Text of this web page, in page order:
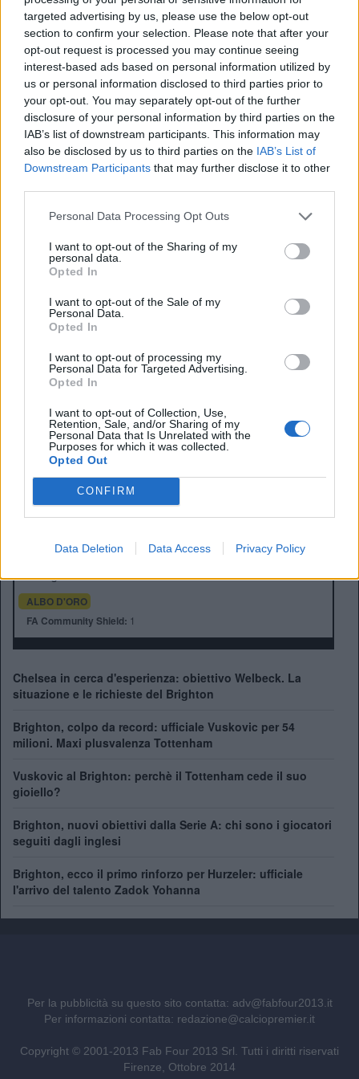
targeted advertising by us, please use the below opt-out
section to confirm your selection. Please note that after your
opt-out request is processed you may continue seeing
interest-based ads based on personal information utilized by
us or personal information disclosed to third parties prior to
your opt-out. You may separately opt-out of the further
disclosure of your personal information by third parties on the
IAB’s list of downstream participants. This information may
also be disclosed by us to third parties on the IAB’s List of
Downstream Participants that may further disclose it to other
Personal Data Processing Opt Outs
I want to opt-out of the Sharing of my
personal data.
Opted In
I want to opt-out of the Sale of my
Personal Data.
Opted In
I want to opt-out of processing my
Personal Data for Targeted Advertising.
Opted In
I want to opt-out of Collection, Use,
Retention, Sale, and/or Sharing of my
Personal Data that Is Unrelated with the
Purposes for which it was collected.
Opted Out
CONFIRM
Data Deletion Data Access Privacy Policy
— Football on TNT Sports (@footballontnt)
November 9, 2025
Due ritorni pesanti
“Abbiamo buone notizie per la squadra: tutti i giocatori
disponibili lo scorso fine settimana sono ancora
disponibili, quindi è positivo. Tommy (Watson) è tornato ad
allenarsi questa settimana. Abbiamo cercato di creare più
disponibilità. James(Milner) si sta avvicinandoal rientro,
così comeMitoma. Sono abbastanza sicuro che rivedremo
sia James che Kaoru prima di Natale.”
Anno di Fondazione:1901
Manager:Fabian Hurzeler
ALBO D'ORO
FA Community Shield: 1
Chelsea in cerca d'esperienza: obiettivo Welbeck. La
situazione e le richieste del Brighton
Brighton, colpo da record: ufficiale Vuskovic per 54
milioni. Maxi plusvalenza Tottenham
Vuskovic al Brighton: perchè il Tottenham cede il suo
gioiello?
Brighton, nuovi obiettivi dalla Serie A: chi sono i giocatori
seguiti dagli inglesi
Brighton, ecco il primo rinforzo per Hurzeler: ufficiale
l'arrivo del talento Zadok Yohanna
Per la pubblicità su questo sito contatta: adv@fabfour2013.it
Per informazioni contatta: redazione@calciopremier.it
Copyright © 2001-2013 Fab Four 2013 Srl. Tutti i diritti riservati
Firenze, Ottobre 2014